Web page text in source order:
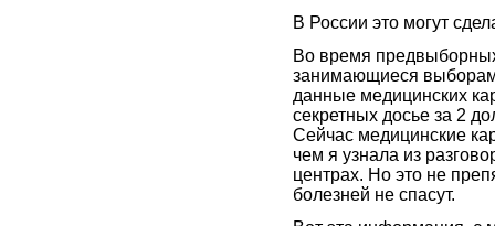
В России это могут
Во время
занимающиеся
данные медицинских
секретных досье за 2
Сейчас медицинские
чем я узнала из
центрах. Но это не
болезней не спасут.